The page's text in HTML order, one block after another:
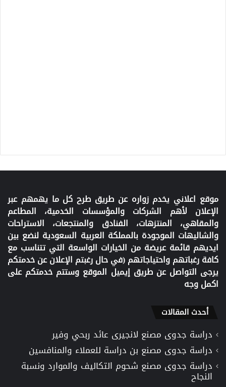
موقع اعلاني يخدم زواره عن طريق طرح كل ما يهمهم عبر
الإعلان لأهم الشركات والمؤسسات الخدمية، المطاعم
والمقاهي، المنتزهات، الفنادق والمنتجعات، الاستراحات
والشاليهات الموجودة بالمملكة العربية السعودية لنضع بين
ايديهم قائمة عريضة من الخيارات الواسعة التي تتناسب مع
كافة رغباتهم واحتياجاتهم (في حال رغبتم الإعلان عن خدمتكم
يرجى التواصل عن طريق إيميل الموقع وستتم خدمتكم على
اكمل وجه
أحدث المقالات
دراسة جدوى مصنع لانجيرى عائد ربحي وفير
دراسة جدوى مصنع بن دراسة للعملاء والمنافسين
دراسة جدوى مصنع شحوم التكاليف والموارد ونسبة
النجاح